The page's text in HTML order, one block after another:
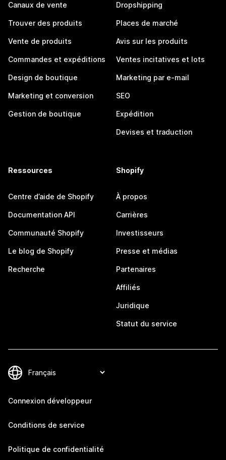
Canaux de vente
Trouver des produits
Vente de produits
Commandes et expéditions
Design de boutique
Marketing et conversion
Gestion de boutique
Dropshipping
Places de marché
Avis sur les produits
Ventes incitatives et lots
Marketing par e-mail
SEO
Expédition
Devises et traduction
Ressources
Centre d’aide de Shopify
Documentation API
Communauté Shopify
Le blog de Shopify
Recherche
Shopify
À propos
Carrières
Investisseurs
Presse et médias
Partenaires
Affiliés
Juridique
Statut du service
Connexion développeur
Conditions de service
Politique de confidentialité